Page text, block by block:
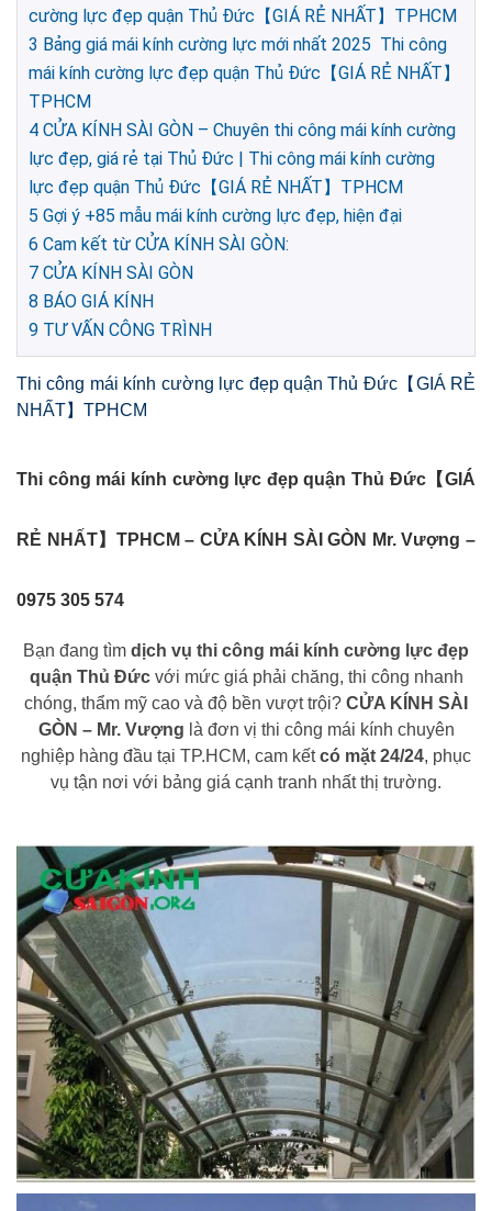
cường lực đẹp quận Thủ Đức【GIÁ RẺ NHẤT】TPHCM
3 Bảng giá mái kính cường lực mới nhất 2025 Thi công
mái kính cường lực đẹp quận Thủ Đức【GIÁ RẺ NHẤT】
TPHCM
4 CỬA KÍNH SÀI GÒN – Chuyên thi công mái kính cường
lực đẹp, giá rẻ tại Thủ Đức | Thi công mái kính cường
lực đẹp quận Thủ Đức【GIÁ RẺ NHẤT】TPHCM
5 Gợi ý +85 mẫu mái kính cường lực đẹp, hiện đại
6 Cam kết từ CỬA KÍNH SÀI GÒN:
7 CỬA KÍNH SÀI GÒN
8 BÁO GIÁ KÍNH
9 TƯ VẤN CÔNG TRÌNH
Thi công mái kính cường lực đẹp quận Thủ Đức【GIÁ RẺ
NHẤT】TPHCM
Thi công mái kính cường lực đẹp quận Thủ Đức【GIÁ
RẺ NHẤT】TPHCM – CỬA KÍNH SÀI GÒN Mr. Vượng –
0975 305 574
Bạn đang tìm dịch vụ thi công mái kính cường lực đẹp
quận Thủ Đứcvới mức giá phải chăng, thi công nhanh
chóng, thẩm mỹ cao và độ bền vượt trội? CỬA KÍNH SÀI
GÒN – Mr. Vượng là đơn vị thi công mái kính chuyên
nghiệp hàng đầu tại TP.HCM, cam kếtcó mặt 24/24, phục
vụ tận nơi với bảng giá cạnh tranh nhất thị trường.